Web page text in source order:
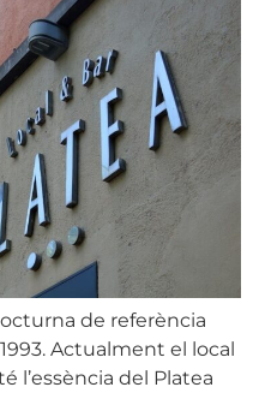
de referència
Actualment el local
l’essència del Platea